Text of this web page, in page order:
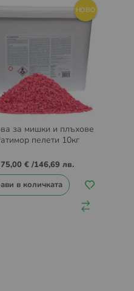
НОВО
за мишки и плъхове
пелети 10кг
75,00 €/146,69 лв.
в количката